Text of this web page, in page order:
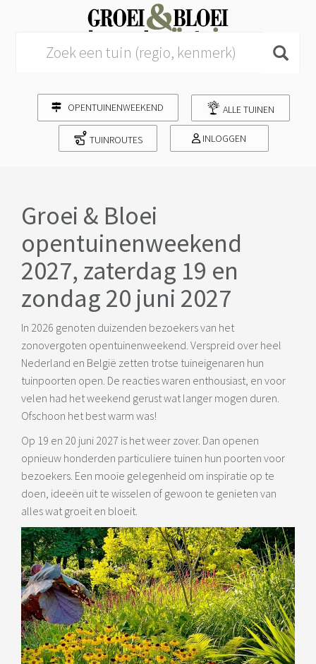
OPENTUINENWEEKEND ALLE TUINEN
TUINROUTES INLOGGEN
Groei & Bloei
opentuinenweekend
2027, zaterdag 19 en
zondag 20 juni 2027
In 2026 genoten duizenden bezoekers van het
zonovergoten opentuinenweekend. Verspreid over heel
Nederland en België zetten trotse tuineigenaren hun
tuinpoorten open. De reacties waren enthousiast, en voor
velen had het weekend gerust wat langer mogen duren.
Ofschoon het best warm was!
Op 19 en 20 juni 2027 is het weer zover. Dan openen
opnieuw honderden particuliere tuinen hun poorten voor
bezoekers. Een mooie gelegenheid om inspiratie op te
doen, ideeën uit te wisselen of gewoon te genieten van
alles wat groeit en bloeit.